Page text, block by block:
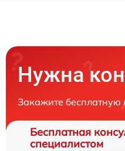
Нужна
Закажите бесплатную
Бесплатная
специалистом